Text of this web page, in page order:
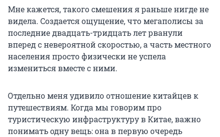
Мне кажется, такого смешения я раньше нигде не
видела. Создается ощущение, что мегаполисы за
последние двадцать-тридцать лет рванули
вперед с невероятной скоростью, а часть местного
населения просто физически не успела
измениться вместе с ними.
Отдельно меня удивило отношение китайцев к
путешествиям. Когда мы говорим про
туристическую инфраструктуру в Китае, важно
понимать одну вещь: она в первую очередь